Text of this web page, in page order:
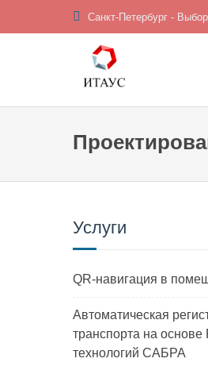
Санкт-Петербург -
Услуги
QR-навигация в
Автоматическая
транспорта на основе
технологий САБРА